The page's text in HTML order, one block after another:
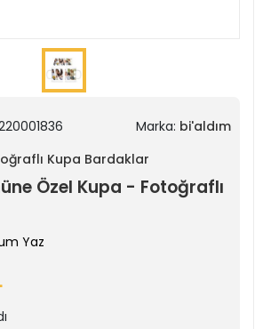
Marka: bi'aldım
Kupa Bardaklar
Özel Kupa - Fotoğraflı
Yaz